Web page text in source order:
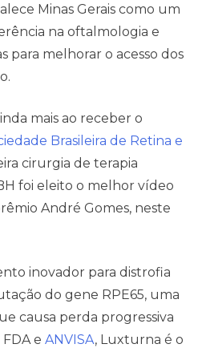
Jurídicos
Minas Gerais como um
na oftalmologia e
para melhorar o acesso dos
mais ao receber o
Brasileira de Retina e
cirurgia de terapia
foi eleito o melhor vídeo
André Gomes, neste
inovador para distrofia
do gene RPE65, uma
causa perda progressiva
e ANVISA, Luxturna é o